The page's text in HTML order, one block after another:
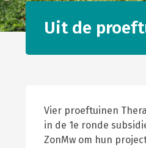
Uit de
Vier proeftuinen
in de 1e ronde
ZonMw om hun